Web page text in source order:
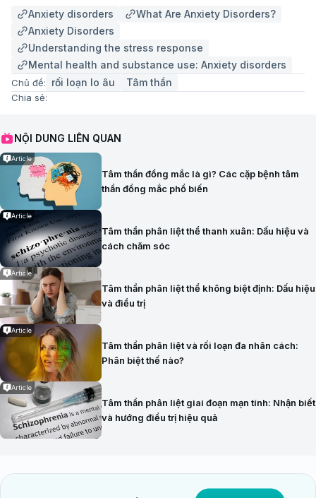
Anxiety disorders
What Are Anxiety Disorders?
Anxiety Disorders
Understanding the stress response
Mental health and substance use: Anxiety disorders
Chủ đề: rối loạn lo âu Tâm thần
Chia sẻ:
NỘI DUNG LIÊN QUAN
Article
Tâm thần đồng mắc là gì? Các cặp bệnh tâm
thần đồng mắc phổ biến
Article
Tâm thần phân liệt thể thanh xuân: Dấu hiệu và
cách chăm sóc
Article
Tâm thần phân liệt thể không biệt định: Dấu hiệu
và điều trị
Article
Tâm thần phân liệt và rối loạn đa nhân cách:
Phân biệt thế nào?
Article
Tâm thần phân liệt giai đoạn mạn tính: Nhận biết
và hướng điều trị hiệu quả